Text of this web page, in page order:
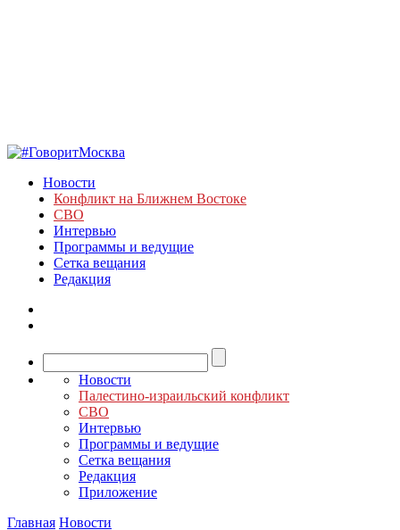
Новости
Конфликт на Ближнем Востоке
СВО
Интервью
Программы и ведущие
Сетка вещания
Редакция
Новости
Палестино-израильский конфликт
СВО
Интервью
Программы и ведущие
Сетка вещания
Редакция
Приложение
Главная Новости